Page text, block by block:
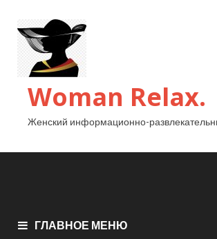
Woman Relax.
Женский информационно-
ГЛАВНОЕ МЕНЮ